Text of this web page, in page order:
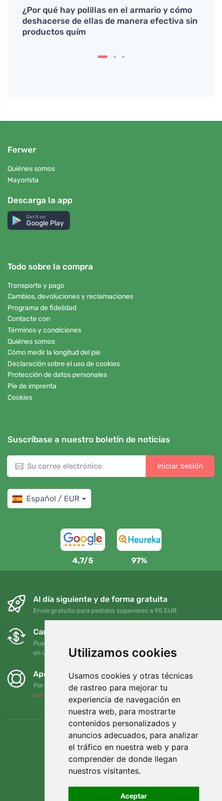
Utilizamos cookies
Usamos cookies y otras técnicas
de rastreo para mejorar tu
experiencia de navegación en
nuestra web, para mostrarte
contenidos personalizados y
anuncios adecuados, para analizar
el tráfico en nuestra web y para
comprender de donde llegan
nuestros visitantes.
Aceptar
¿Por qué hay polillas en el armario y cómo
deshacerse de ellas de manera efectiva sin
productos quím
Ferwer
Quiénes somos
Mayorista
Descarga la app
Get it on
Google Play
Todo sobre la compra
Transporte y pago
Cambios, devoluciones y reclamaciones
Programa de fidelidad
Contacte con
Términos y condiciones
Quiénes somos
Cómo medir la longitud del pie
Declaración sobre el uso de cookies
Protección de datos personales
Pie de imprenta
Cookies
Suscríbase a nuestro boletín de noticias
Iniciar sesión
Español / EUR
4,7/5 97%
Al día siguiente y de forma gratuita
Envío gratuito para pedidos superiores a 95 EUR
Cambios y devoluciones gratuitos
Puede devolver o cambiar su pedido en cualquier momento
en un plazo de 90 días
Apoyamos a Trees.org
Por cada pedido plantamos un árbol. Leer más
somos